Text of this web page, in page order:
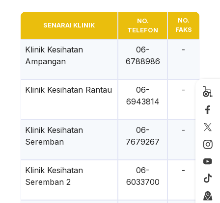
SENARAI KLINIK
NO.
TELEFON
NO.
FAKS
Klinik Kesihatan
Ampangan
06-
6788986
-
Klinik Kesihatan Rantau
06-
6943814
-
Klinik Kesihatan
Seremban
06-
7679267
-
Klinik Kesihatan
Seremban 2
06-
6033700
-